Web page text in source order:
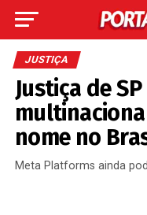
JUSTIÇA
Justiça de
nome no
Meta Platforms ainda